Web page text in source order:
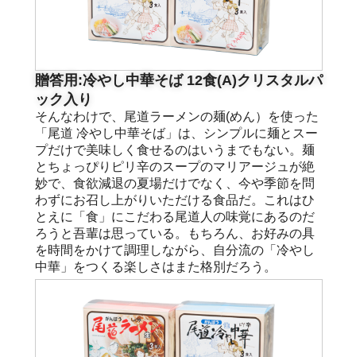
贈答用:冷やし中華そば 12食(A)クリスタルパ
ック入り
そんなわけで、尾道ラーメンの麺(めん）を使った
「尾道 冷やし中華そば」は、シンプルに麺とスー
プだけで美味しく食せるのはいうまでもない。麺
とちょっぴりピリ辛のスープのマリアージュが絶
妙で、食欲減退の夏場だけでなく、今や季節を問
わずにお召し上がりいただける食品だ。これはひ
とえに「食」にこだわる尾道人の味覚にあるのだ
ろうと吾輩は思っている。もちろん、お好みの具
を時間をかけて調理しながら、自分流の「冷やし
中華」をつくる楽しさはまた格別だろう。